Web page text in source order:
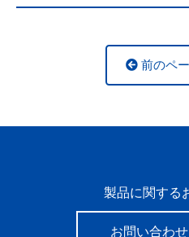
前のペ
製品に関する
お問い合わ